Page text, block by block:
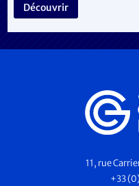
Découvrir
11, rue
+33